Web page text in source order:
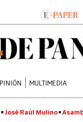
MULTIMEDIA
José Raúl Mulino